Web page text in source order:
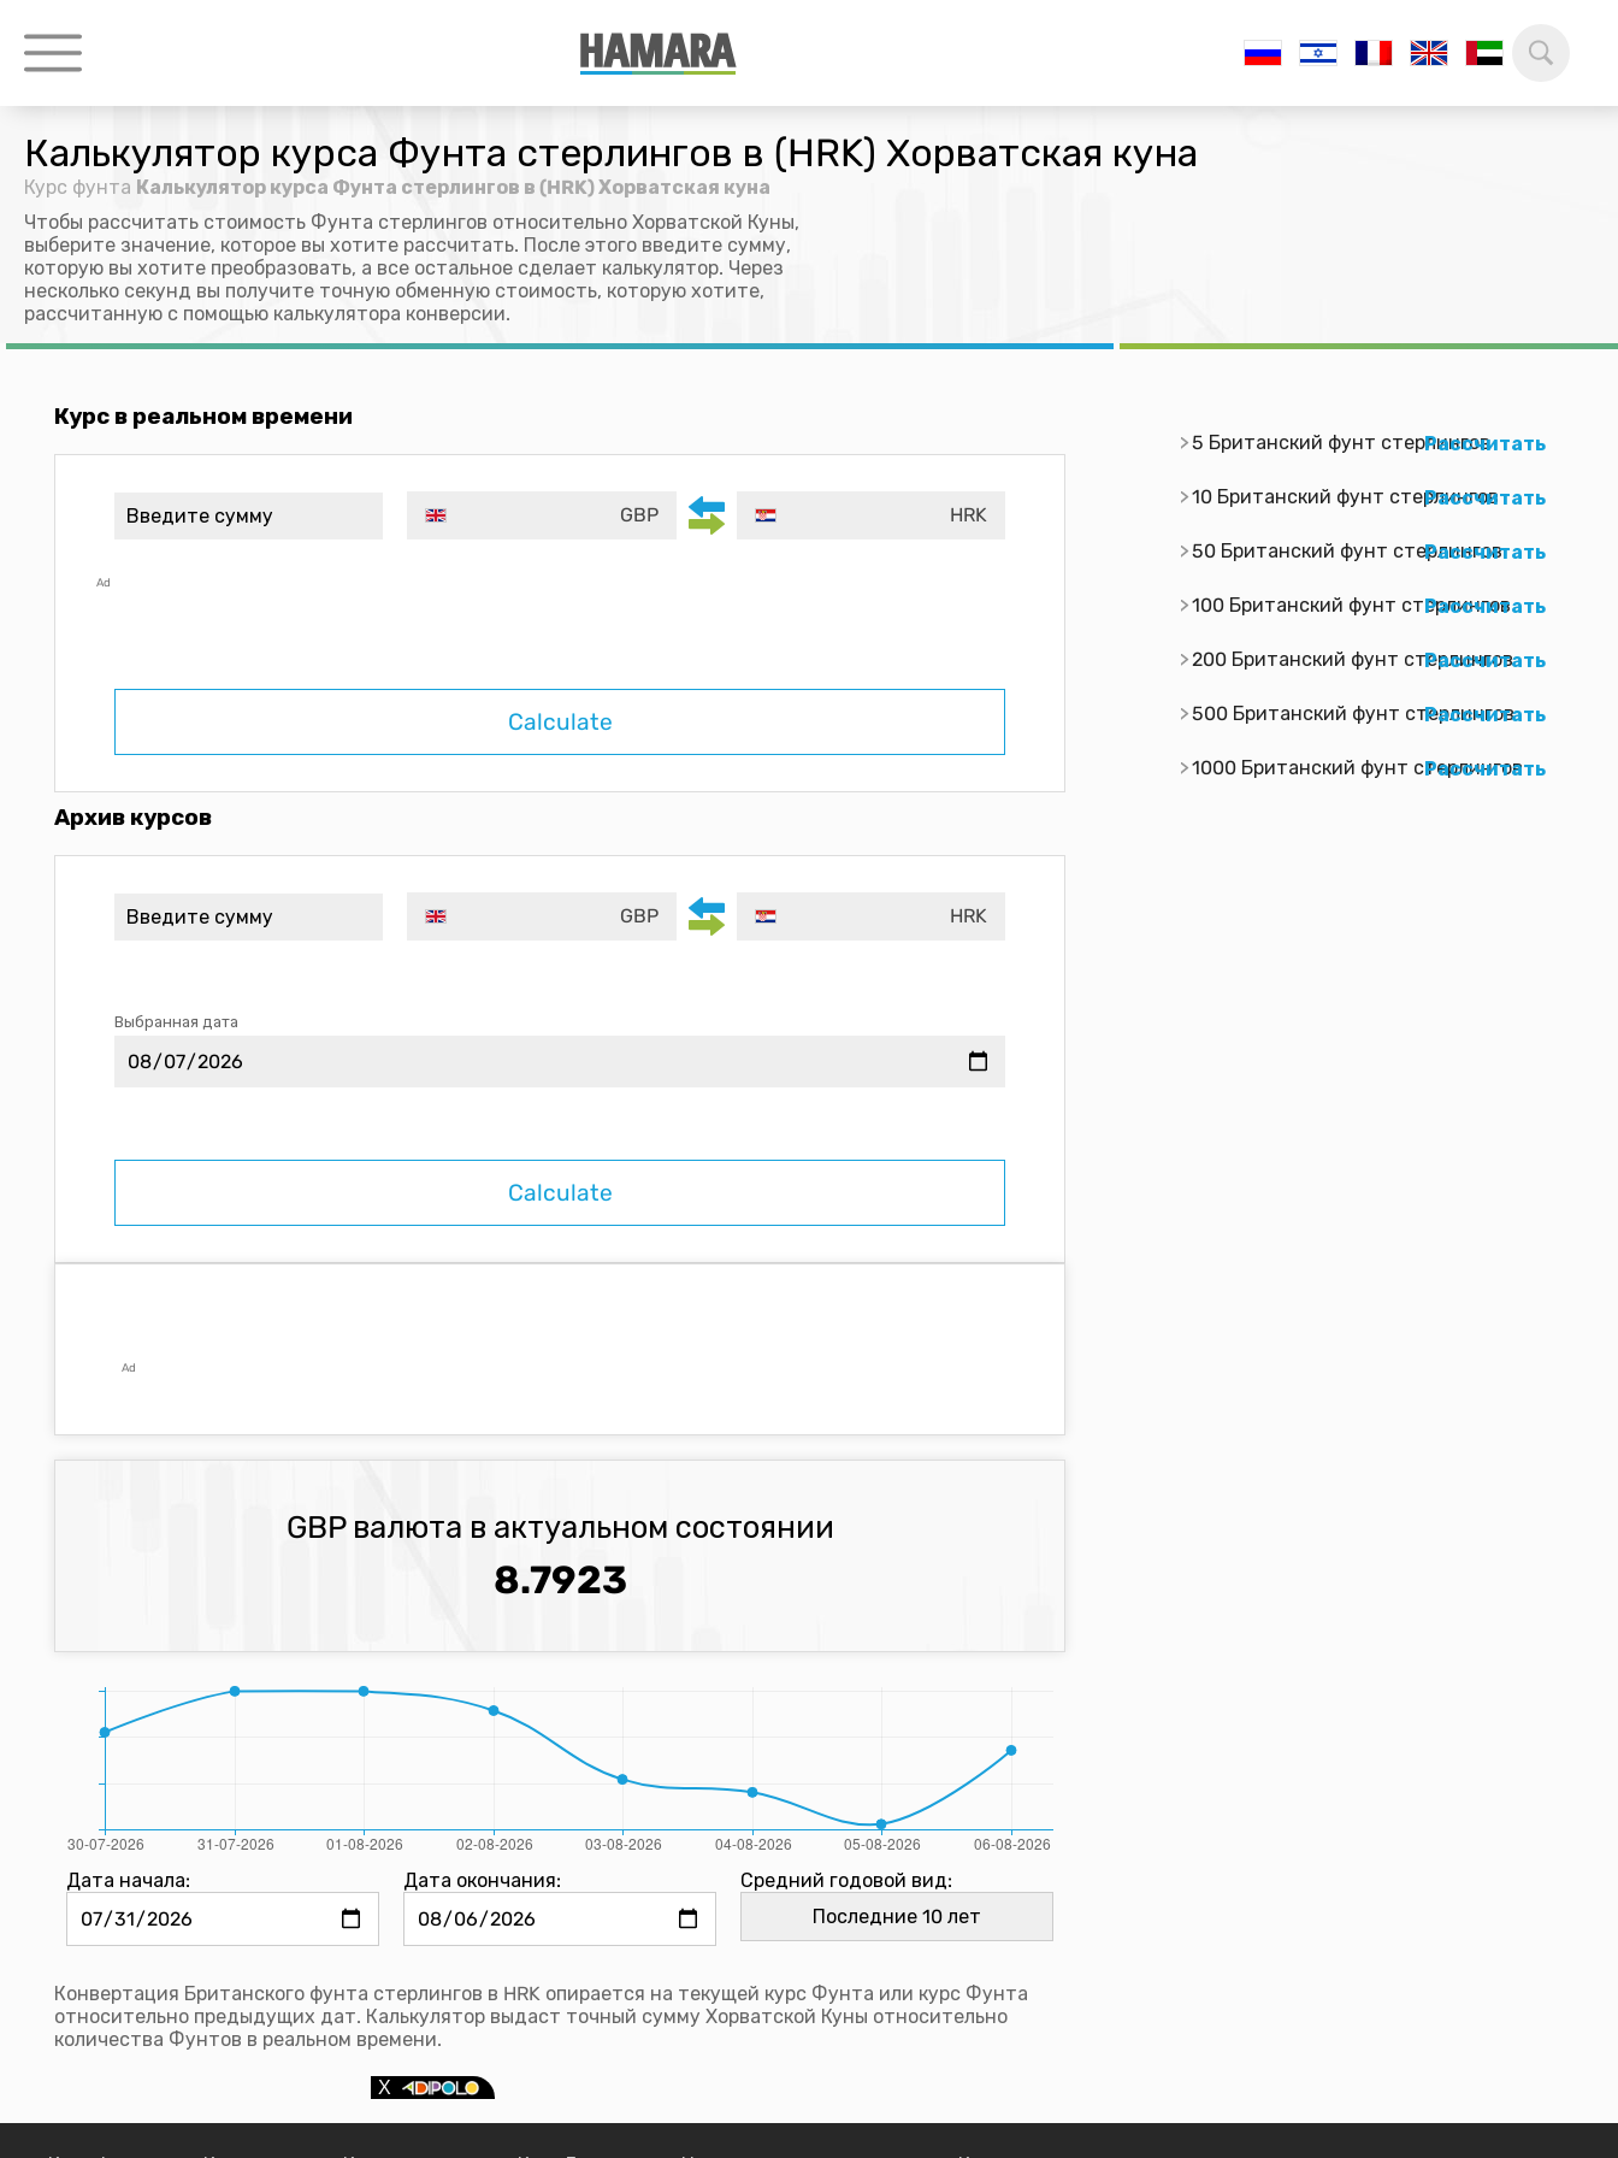
Калькулятор курса Фунта стерлингов в (HRK) Хорватская куна
Курс фунта Калькулятор курса Фунта стерлингов в (HRK) Хорватская куна
Чтобы рассчитать стоимость Фунта стерлингов относительно Хорватской Куны,
выберите значение, которое вы хотите рассчитать. После этого введите сумму,
которую вы хотите преобразовать, а все остальное сделает калькулятор. Через
несколько секунд вы получите точную обменную стоимость, которую хотите,
рассчитанную с помощью калькулятора конверсии.
Курс в реальном времени
GBP HRK
Ad
Calculate
Архив курсов
GBP HRK
Выбранная дата
Ad
GBP валюта в актуальном состоянии
8.7923
Дата начала: Дата окончания: Средний годовой вид:
Конвертация Британского фунта стерлингов в HRK опирается на текущей курс Фунта или курс Фунта
относительно предыдущих дат. Калькулятор выдаст точный сумму Хорватской Куны относительно
количества Фунтов в реальном времени.
5 Британский фунт стерлингов
Рассчитать
10 Британский фунт стерлингов
Рассчитать
50 Британский фунт стерлингов
Рассчитать
100 Британский фунт стерлингов
Рассчитать
200 Британский фунт стерлингов
Рассчитать
500 Британский фунт стерлингов
Рассчитать
1000 Британский фунт стерлингов
Рассчитать